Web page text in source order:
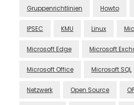
Gruppenrichtlinien Howto
IPSEC KMU Linux
Microsoft Edge Microsoft
Microsoft Office Microsoft SQL
Netzwerk Open Source